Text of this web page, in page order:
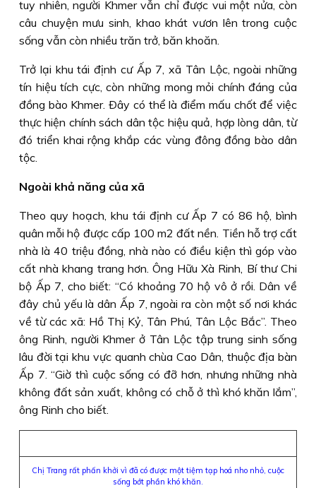
tuy nhiên, người Khmer vẫn chỉ được vui một nửa, còn
câu chuyện mưu sinh, khao khát vươn lên trong cuộc
sống vẫn còn nhiều trăn trở, băn khoăn.
Trở lại khu tái định cư Ấp 7, xã Tân Lộc, ngoài những
tín hiệu tích cực, còn những mong mỏi chính đáng của
đồng bào Khmer. Ðây có thể là điểm mấu chốt để việc
thực hiện chính sách dân tộc hiệu quả, hợp lòng dân, từ
đó triển khai rộng khắp các vùng đông đồng bào dân
tộc.
Ngoài khả năng của xã
Theo quy hoạch, khu tái định cư Ấp 7 có 86 hộ, bình
quân mỗi hộ được cấp 100 m2 đất nền. Tiền hỗ trợ cất
nhà là 40 triệu đồng, nhà nào có điều kiện thì góp vào
cất nhà khang trang hơn. Ông Hữu Xà Rinh, Bí thư Chi
bộ Ấp 7, cho biết: “Có khoảng 70 hộ vô ở rồi. Dân về
đây chủ yếu là dân Ấp 7, ngoài ra còn một số nơi khác
về từ các xã: Hồ Thị Kỷ, Tân Phú, Tân Lộc Bắc”. Theo
ông Rinh, người Khmer ở Tân Lộc tập trung sinh sống
lâu đời tại khu vực quanh chùa Cao Dân, thuộc địa bàn
Ấp 7. “Giờ thì cuộc sống có đỡ hơn, nhưng những nhà
không đất sản xuất, không có chỗ ở thì khó khăn lắm”,
ông Rinh cho biết.
Chị Trang rất phấn khởi vì đã có được một tiệm tạp hoá nho nhỏ, cuộc
sống bớt phần khó khăn.